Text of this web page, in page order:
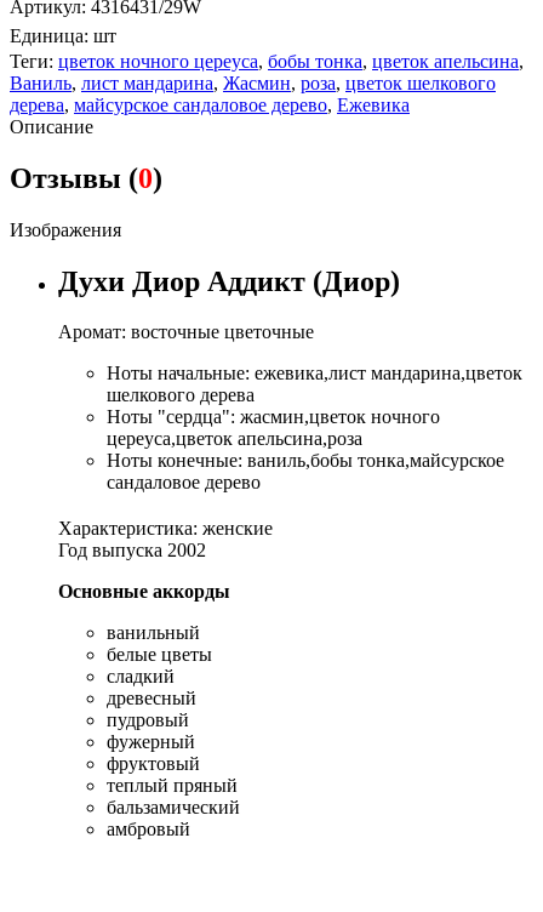
Артикул: 4316431/29W
Единица: шт
Теги: цветок ночного цереуса, бобы тонка, цветок апельсина,
Ваниль, лист мандарина, Жасмин, роза, цветок шелкового
дерева, майсурское сандаловое дерево, Ежевика
Описание
Отзывы (0)
Изображения
Духи Диор Аддикт (Диор)
Аромат: восточные цветочные
Ноты начальные: ежевика,лист мандарина,цветок
шелкового дерева
Ноты "сердца": жасмин,цветок ночного
цереуса,цветок апельсина,роза
Ноты конечные: ваниль,бобы тонка,майсурское
сандаловое дерево
Характеристика: женские
Год выпуска 2002
Основные аккорды
ванильный
белые цветы
сладкий
древесный
пудровый
фужерный
фруктовый
теплый пряный
бальзамический
амбровый